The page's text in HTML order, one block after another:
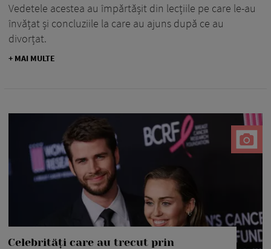
Vedetele acestea au împărtășit din lecțiile pe care le-au
învățat și concluziile la care au ajuns după ce au
divorțat.
+ MAI MULTE
Celebrități care au trecut prin